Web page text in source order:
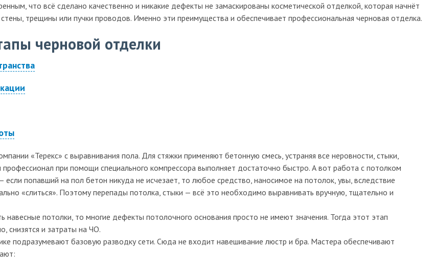
что всё сделано качественно и никакие дефекты не замаскированы косметической отделкой, которая начнёт
трещины или пучки проводов. Именно эти преимущества и обеспечивает профессиональная черновая отделка.
черновой отделки
«Терекс» с выравнивания пола. Для стяжки применяют бетонную смесь, устраняя все неровности, стыки,
при помощи специального компрессора выполняет достаточно быстро. А вот работа с потолком
попавший на пол бетон никуда не исчезает, то любое средство, наносимое на потолок, увы, вследствие
«слиться». Поэтому перепады потолка, стыки — всё это необходимо выравнивать вручную, тщательно и
навесные потолки, то многие дефекты потолочного основания просто не имеют значения. Тогда этот этап
снизятся и затраты на ЧО.
подразумевают базовую разводку сети. Сюда не входит навешивание люстр и бра. Мастера обеспечивают